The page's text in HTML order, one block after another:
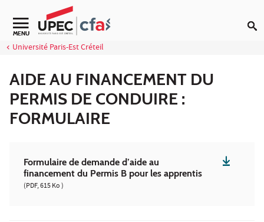
Aller au contenu
Navigation secondaire
MENU
Université Paris-Est Créteil
AIDE AU FINANCEMENT DU
PERMIS DE CONDUIRE :
FORMULAIRE
Formulaire de demande d’aide au
financement du Permis B pour les apprentis
(PDF, 615 Ko )